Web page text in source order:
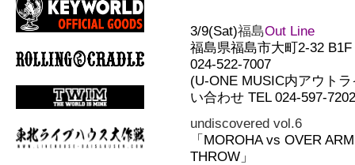
3/9(Sat)福島Out Line
福島県福島市大町2-32 B1F
024-522-7007
(U-ONE MUSIC内アウト
い合わせ TEL 024-597-
undiscovered vol.6
「MOROHA vs OVER ARM
THROW」